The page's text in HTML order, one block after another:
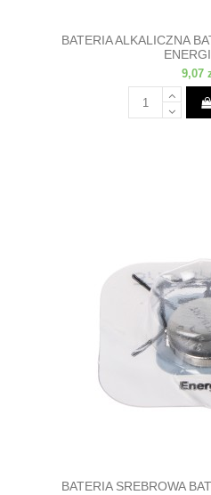
BATERIA ALKALICZNA
9,07
BATERIA SREBROWA